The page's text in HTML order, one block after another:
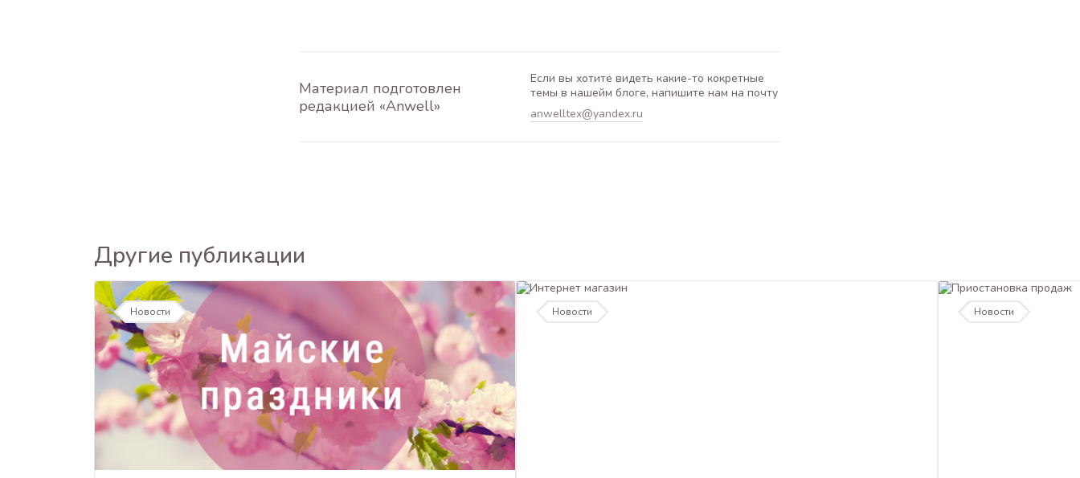
Материал подготовлен
редакцией «Anwell»
Если вы хотите видеть какие-то кокретные
темы в нашейм блоге, напишите нам на почту
anwelltex@yandex.ru
Другие публикации
Новости Новости Новости